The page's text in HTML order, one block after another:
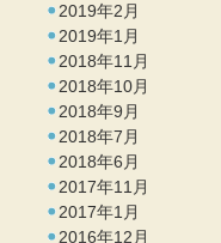
2019年2月
2019年1月
2018年11月
2018年10月
2018年9月
2018年7月
2018年6月
2017年11月
2017年1月
2016年12月